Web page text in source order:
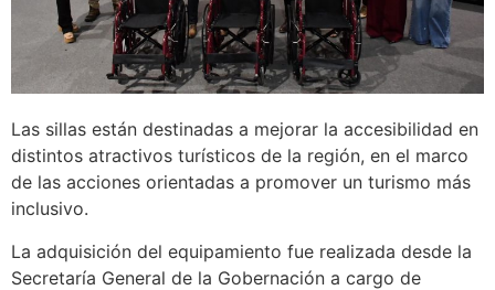
Las sillas están destinadas a mejorar la accesibilidad en
distintos atractivos turísticos de la región, en el marco
de las acciones orientadas a promover un turismo más
inclusivo.
La adquisición del equipamiento fue realizada desde la
Secretaría General de la Gobernación a cargo de